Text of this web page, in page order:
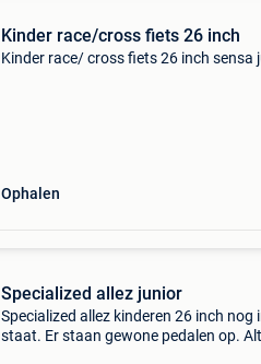
Kinder race/cross fiets 26 inch
Kinder race/ cross fiets 26 inch sensa
Ophalen
Specialized allez junior
Specialized allez kinderen 26 inch nog
staat. Er staan gewone pedalen op.